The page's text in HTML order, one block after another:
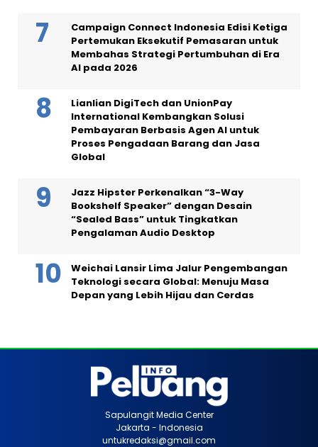
Campaign Connect Indonesia Edisi Ketiga
Pertemukan Eksekutif Pemasaran untuk
Membahas Strategi Pertumbuhan di Era
AI pada 2026
Lianlian DigiTech dan UnionPay
International Kembangkan Solusi
Pembayaran Berbasis Agen AI untuk
Proses Pengadaan Barang dan Jasa
Global
Jazz Hipster Perkenalkan “3-Way
Bookshelf Speaker” dengan Desain
“Sealed Bass” untuk Tingkatkan
Pengalaman Audio Desktop
Weichai Lansir Lima Jalur Pengembangan
Teknologi secara Global: Menuju Masa
Depan yang Lebih Hijau dan Cerdas
Sapulangit Media Center
Jakarta - Indonesia
untukredaksi@gmail.com